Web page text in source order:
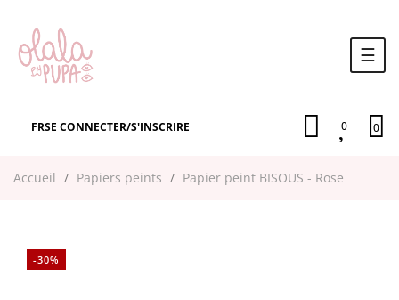
la
☰
FRSE CONNECTER/S'INSCRIRE 0 0
Accueil Papiers peints Papier peint BISOUS - Rose
-30%